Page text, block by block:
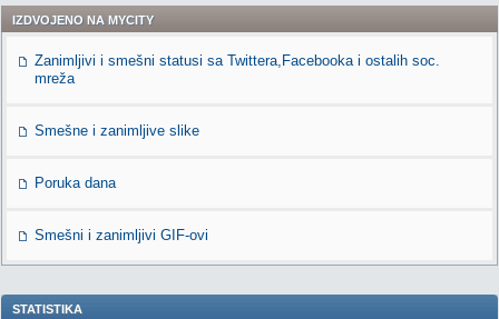
IZDVOJENO NA MYCITY
Zanimljivi i smešni statusi sa Twittera,Facebooka i ostalih soc.
mreža
Smešne i zanimljive slike
Poruka dana
Smešni i zanimljivi GIF-ovi
STATISTIKA